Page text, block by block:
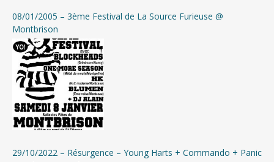
08/01/2005 – 3ème Festival de La Source Furieuse @
Montbrison
29/10/2022 – Résurgence – Young Harts + Commando + Panic